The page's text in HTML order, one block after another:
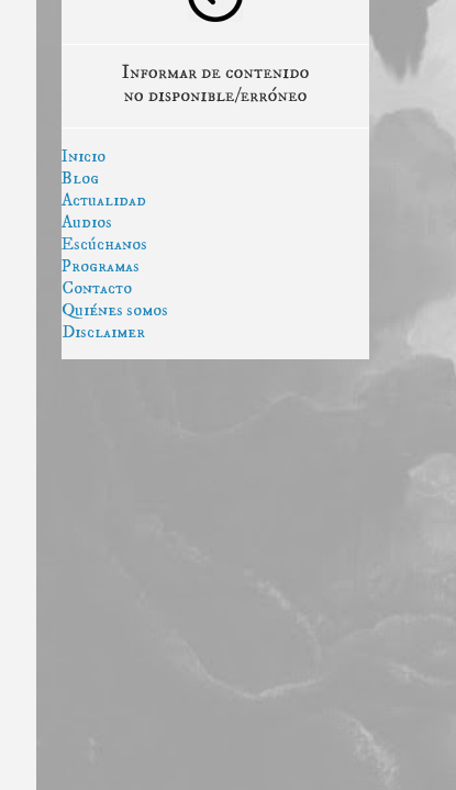
Inicio
Blog
Actualidad
Audios
Escúchanos
Programas
Contacto
Quiénes somos
Disclaimer